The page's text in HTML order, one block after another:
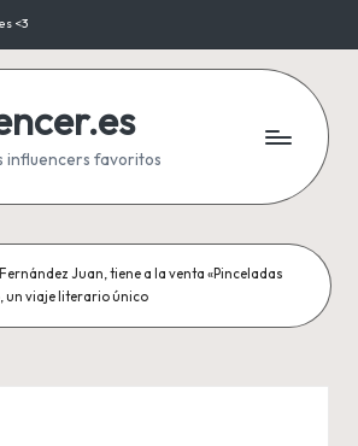
<3
influencers favoritos
Juan, tiene a la venta «Pinceladas
un viaje literario único